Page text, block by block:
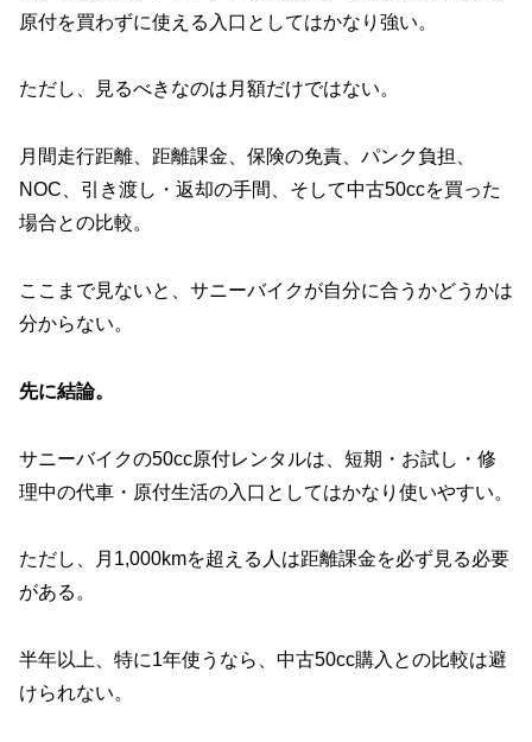
原付を買わずに使える入口としてはかなり強い。
ただし、見るべきなのは月額だけではない。
月間走行距離、距離課金、保険の免責、パンク負担、
NOC、引き渡し・返却の手間、そして中古50ccを買った
場合との比較。
ここまで見ないと、サニーバイクが自分に合うかどうかは
分からない。
先に結論。
サニーバイクの50cc原付レンタルは、短期・お試し・修
理中の代車・原付生活の入口としてはかなり使いやすい。
ただし、月1,000kmを超える人は距離課金を必ず見る必要
がある。
半年以上、特に1年使うなら、中古50cc購入との比較は避
けられない。